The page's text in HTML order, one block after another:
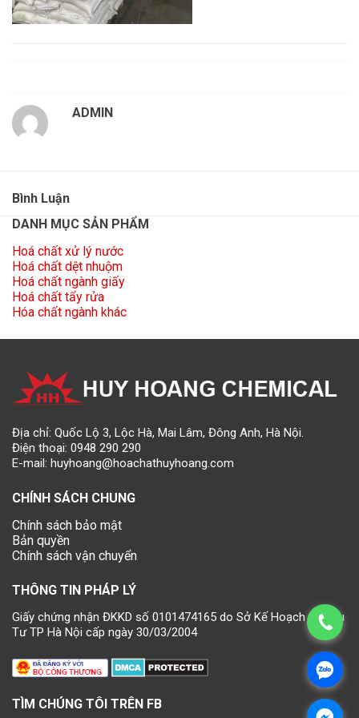
ADMIN
Bình Luận
DANH MỤC SẢN PHẨM
Hoá chất xử lý nước
Hoá chất dệt nhuộm
Hoá chất ngành giấy
Hoá chất tẩy rửa
Hóa chất ngành khác
Địa chỉ: Quốc Lộ 3, Lộc Hà, Mai Lâm, Đông Anh, Hà Nội.
Điện thoại: 0948 290 290
E-mail: huyhoang@hoachathuyhoang.com
CHÍNH SÁCH CHUNG
Chính sách bảo mật
Bản quyền
Chính sách vận chuyển
THÔNG TIN PHÁP LÝ
Giấy chứng nhận ĐKKD số 0101474165 do Sở Kế Hoạch và Đầu
Tư TP Hà Nội cấp ngày 30/03/2004
TÌM CHÚNG TÔI TRÊN FB